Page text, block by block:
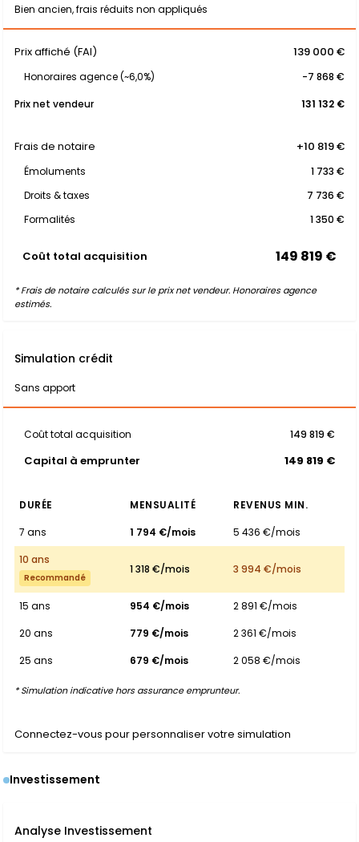
Bien ancien, frais réduits non appliqués
Prix affiché (FAI) 139 000 €
Honoraires agence (~6,0%)
-7 868 €
Prix net vendeur
131 132 €
Frais de notaire +10 819 €
Émoluments
1 733 €
Droits & taxes
7 736 €
Formalités
1 350 €
Coût total acquisition 149 819 €
* Frais de notaire calculés sur le prix net vendeur. Honoraires agence
estimés.
Simulation crédit
Sans apport
Coût total acquisition 149 819 €
Capital à emprunter 149 819 €
DURÉE MENSUALITÉ
REVENUS MIN.
7 ans
1 794 €/mois
5 436 €/mois
10 ans
Recommandé
1 318 €/mois 3 994 €/mois
15 ans 954 €/mois
2 891 €/mois
20 ans
779 €/mois
2 361 €/mois
25 ans
679 €/mois 2 058 €/mois
* Simulation indicative hors assurance emprunteur.
Connectez-vous pour personnaliser votre simulation
Investissement
Analyse Investissement